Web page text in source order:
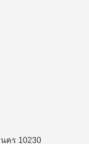
คร 10230